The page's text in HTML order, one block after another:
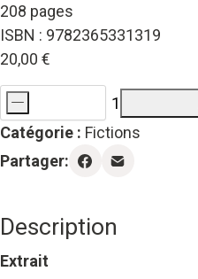
208 pages
ISBN : 9782365331319
20,00 €
quantité
de
L'Échappée
François
Dupont
-
Catégorie : Fictions
Partager:
Description
Extrait